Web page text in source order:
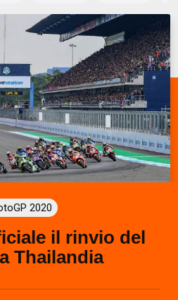
2020
il rinvio del
Thailandia